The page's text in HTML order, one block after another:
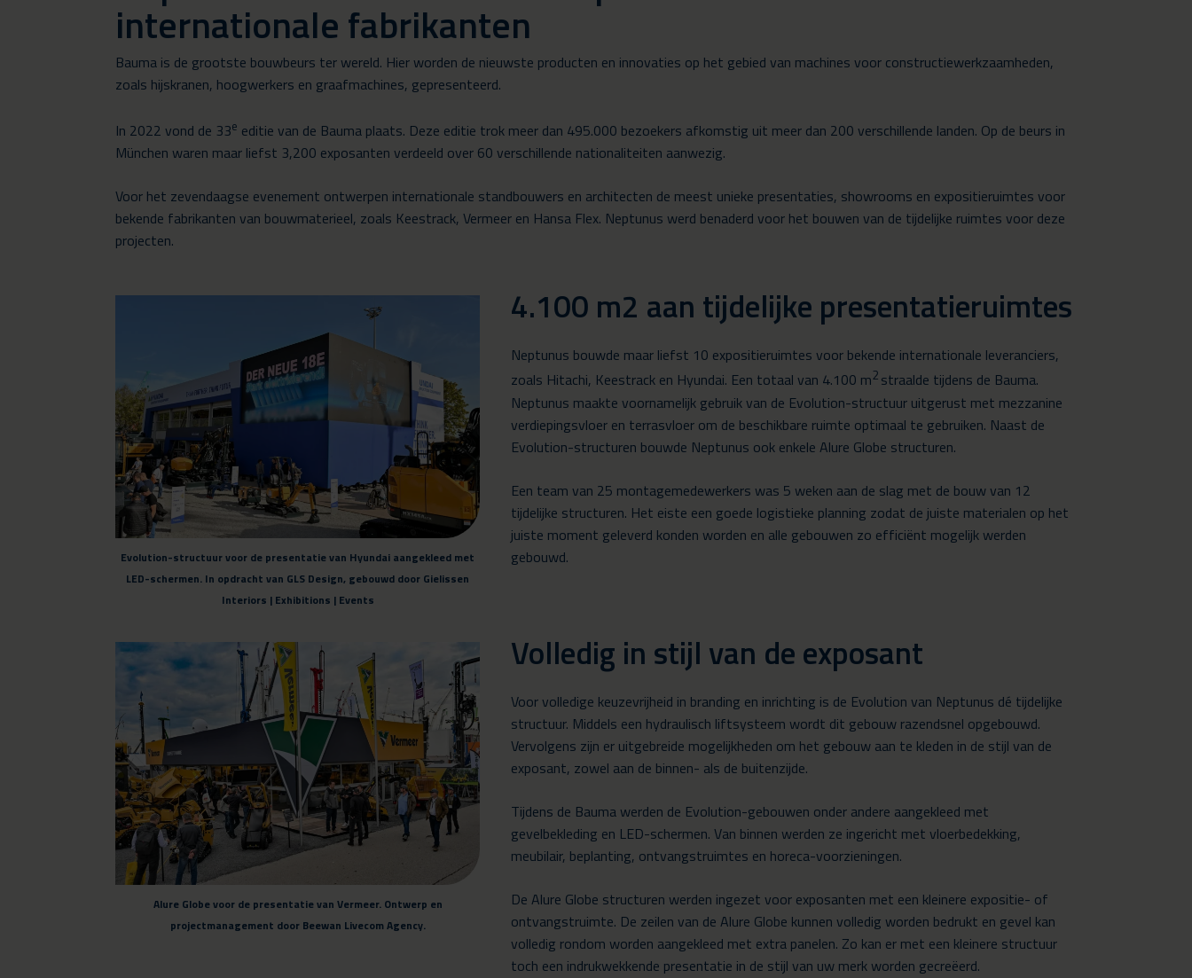
internationale fabrikanten
Bauma is de grootste bouwbeurs ter wereld. Hier worden de nieuwste producten en innovaties op het gebied van machines voor constructiewerkzaamheden,
zoals hijskranen, hoogwerkers en graafmachines, gepresenteerd.
In 2022 vond de 33e editie van de Bauma plaats. Deze editie trok meer dan 495.000 bezoekers afkomstig uit meer dan 200 verschillende landen. Op de beurs in
München waren maar liefst 3,200 exposanten verdeeld over 60 verschillende nationaliteiten aanwezig.
Voor het zevendaagse evenement ontwerpen internationale standbouwers en architecten de meest unieke presentaties, showrooms en expositieruimtes voor
bekende fabrikanten van bouwmaterieel, zoals Keestrack, Vermeer en Hansa Flex. Neptunus werd benaderd voor het bouwen van de tijdelijke ruimtes voor deze
projecten.
Evolution-structuur voor de presentatie van Hyundai aangekleed met
LED-schermen. In opdracht van GLS Design, gebouwd door Gielissen
Interiors | Exhibitions | Events
4.100 m2 aan tijdelijke presentatieruimtes
Neptunus bouwde maar liefst 10 expositieruimtes voor bekende internationale leveranciers,
zoals Hitachi, Keestrack en Hyundai. Een totaal van 4.100 m2 straalde tijdens de Bauma.
Neptunus maakte voornamelijk gebruik van de Evolution-structuur uitgerust met mezzanine
verdiepingsvloer en terrasvloer om de beschikbare ruimte optimaal te gebruiken. Naast de
Evolution-structuren bouwde Neptunus ook enkele Alure Globe structuren.
Een team van 25 montagemedewerkers was 5 weken aan de slag met de bouw van 12
tijdelijke structuren. Het eiste een goede logistieke planning zodat de juiste materialen op het
juiste moment geleverd konden worden en alle gebouwen zo efficiënt mogelijk werden
gebouwd.
Alure Globe voor de presentatie van Vermeer. Ontwerp en
projectmanagement door Beewan Livecom Agency.
Volledig in stijl van de exposant
Voor volledige keuzevrijheid in branding en inrichting is de Evolution van Neptunus dé tijdelijke
structuur. Middels een hydraulisch liftsysteem wordt dit gebouw razendsnel opgebouwd.
Vervolgens zijn er uitgebreide mogelijkheden om het gebouw aan te kleden in de stijl van de
exposant, zowel aan de binnen- als de buitenzijde.
Tijdens de Bauma werden de Evolution-gebouwen onder andere aangekleed met
gevelbekleding en LED-schermen. Van binnen werden ze ingericht met vloerbedekking,
meubilair, beplanting, ontvangstruimtes en horeca-voorzieningen.
De Alure Globe structuren werden ingezet voor exposanten met een kleinere expositie- of
ontvangstruimte. De zeilen van de Alure Globe kunnen volledig worden bedrukt en gevel kan
volledig rondom worden aangekleed met extra panelen. Zo kan er met een kleinere structuur
toch een indrukwekkende presentatie in de stijl van uw merk worden gecreëerd.